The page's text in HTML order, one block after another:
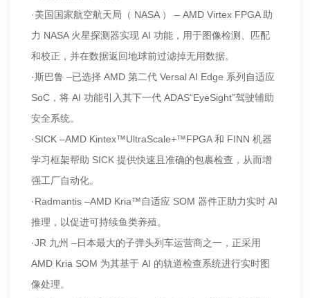
·美国国家航空航天局（ NASA ） – AMD Virtex FPGA 助
力 NASA 火星探测器实现 AI 功能，用于图像检测、匹配
和校正，并在数据返回地球前过滤掉无用数据。
·斯巴鲁 –已选择 AMD 第二代 Versal AI Edge 系列自适应
SoC，将 AI 功能引入其下一代 ADAS“EyeSight”驾驶辅助
安全系统。
·SICK –AMD Kintex™UltraScale+™FPGA 和 FINN 机器
学习框架帮助 SICK 提供快速且准确的包裹检查，从而增
强工厂自动化。
·Radmantis –AMD Kria™自适应 SOM 器件正助力实时 AI
推理，以促进可持续鱼类养殖。
·JR 九州 –日本最大的子弹头列车运营商之一，正采用
AMD Kria SOM 为其基于 AI 的轨道检查系统进行实时图
像处理。